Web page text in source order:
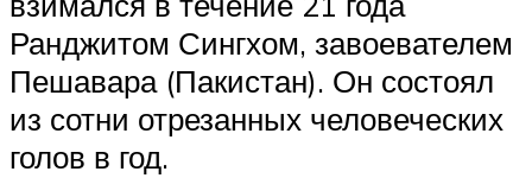
Ранджитом Сингхом, завоевателем
Пешавара (Пакистан). Он состоял
из сотни отрезанных человеческих
голов в год.